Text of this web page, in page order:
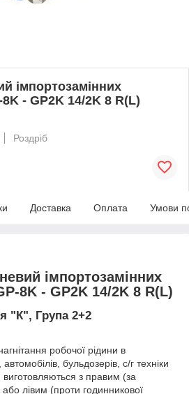
імпортозамінних
- GP2K 14/2K 8 R(L)
Роздріб
Доставка Оплата Умови
імпортозамінних
8K - GP2K 14/2K 8 R(L)
"К", Група 2+2
робочої рідини в
бульдозерів, с/г техніки
з правим (за
лівим (проти годинникової